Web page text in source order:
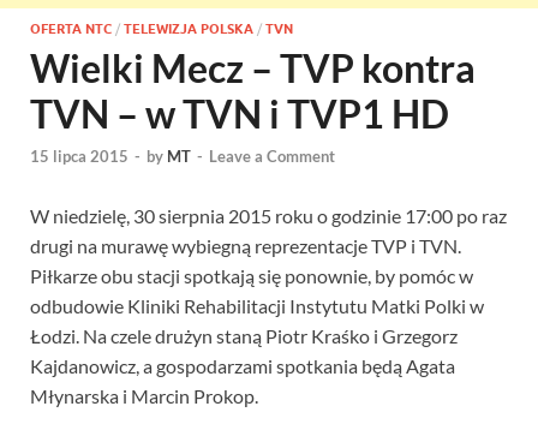
OFERTA NTC / TELEWIZJA POLSKA / TVN
Wielki Mecz – TVP kontra
TVN – w TVN i TVP1 HD
15 lipca 2015 - by MT - Leave a Comment
W niedzielę, 30 sierpnia 2015 roku o godzinie 17:00 po raz
drugi na murawę wybiegną reprezentacje TVP i TVN.
Piłkarze obu stacji spotkają się ponownie, by pomóc w
odbudowie Kliniki Rehabilitacji Instytutu Matki Polki w
Łodzi. Na czele drużyn staną Piotr Kraśko i Grzegorz
Kajdanowicz, a gospodarzami spotkania będą Agata
Młynarska i Marcin Prokop.